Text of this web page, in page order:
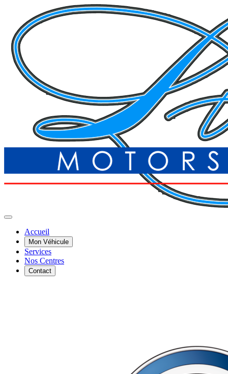
Accueil
Mon Véhicule
Services
Nos Centres
Contact